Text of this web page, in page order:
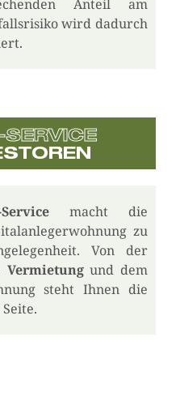
Anteil am
wird dadurch
macht die
zu
Von der
Vermietungund dem
steht Ihnen die